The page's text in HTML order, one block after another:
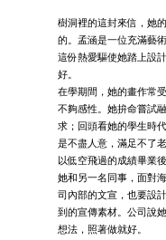
樹洞裡的這封來信，她
的。孟涵是一位充滿藝
這份熱愛驅使她踏上設
好。
在學期間，她的畫作常
不夠感性。她拚命嘗試
求；回頭看她的學生時
是不盡人意，滿足不了
以低空飛過的成績畢業
她和另一名同事，面對
司內部的文宣，也要設
到的宣傳素材。公司說
想法，照著做就好。